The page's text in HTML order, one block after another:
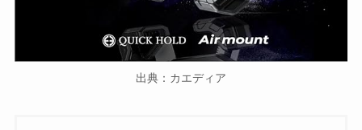
出典：カエディア